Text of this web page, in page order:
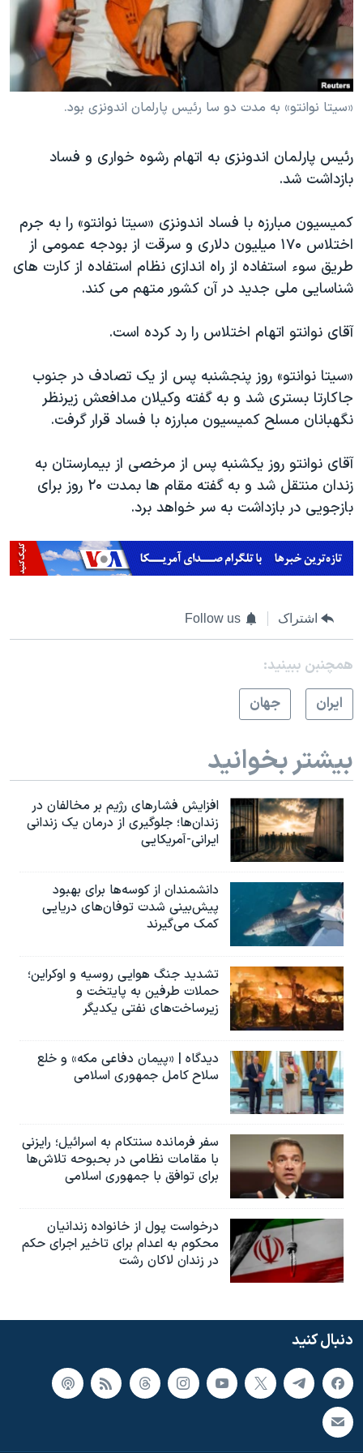
فرهنگ و زندگی
حقوق شهروندی
اقتصادی
علم و فناوری
گالری عکس
مستندها
انتخابات ریاست جمهوری آمریکا ۲۰۲۴
حمله جمهوری اسلامی به اسرائیل
رمز مهسا
اعتراضات زن، زندگی، آزادی
تریبونال مردمی آبان ۹۸
دادگاه حمید نوری
چهل سال گروگان‌گیری
اعتراضات مردمی آبان ۹۸
نرگس محمدی برنده جایزه نوبل صلح
همایش محافظه‌کاران آمریکا «سی‌پک»
سفر پرزیدنت ترامپ به چین
دنبال کنید
«سیتا نوانتو» به مدت دو سا رئیس پارلمان اندونزی بود.
رئیس پارلمان اندونزی به اتهام رشوه خواری و فساد
بازداشت شد.
کمیسیون مبارزه با فساد اندونزی «سیتا نوانتو» را به جرم
اختلاس ۱۷۰ میلیون دلاری و سرقت از بودجه عمومی از
طریق سوء استفاده از راه اندازی نظام استفاده از کارت های
شناسایی ملی جدید در آن کشور متهم می کند.
آقای نوانتو اتهام اختلاس را رد کرده است.
«سیتا نوانتو» روز پنجشنبه پس از یک تصادف در جنوب
جاکارتا بستری شد و به گفته وکیلان مدافعش زیرنظر
نگهبانان مسلح کمیسیون مبارزه با فساد قرار گرفت.
آقای نوانتو روز یکشنبه پس از مرخصی از بیمارستان به
زندان منتقل شد و به گفته مقام ها بمدت ۲۰ روز برای
بازجویی در بازداشت به سر خواهد برد.
اشتراک Follow us
همچنبن ببینید:
ايران
جهان
بیشتر بخوانید
افزایش فشارهای رژیم بر مخالفان در
زندان‌ها؛ جلوگیری از درمان یک زندانی
ایرانی-آمریکایی
دانشمندان از کوسه‌ها برای بهبود
پیش‌بینی شدت توفان‌های دریایی
کمک می‌گیرند
تشدید جنگ هوایی روسیه و اوکراین؛
حملات طرفین به پایتخت‌ و
زیرساخت‌های نفتی یکدیگر
دیدگاه | «پیمان دفاعی مکه» و خلع
سلاح کامل جمهوری اسلامی
سفر فرمانده سنتکام به اسرائیل؛ رایزنی
با مقامات نظامی در بحبوحه تلاش‌ها
برای توافق با جمهوری اسلامی
درخواست پول از خانواده زندانیان
محکوم به‌ اعدام برای تاخیر اجرای حکم
در زندان لاکان رشت
دنبال کنید